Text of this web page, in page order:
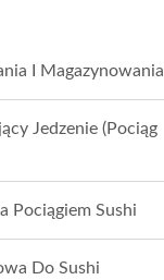
I Magazynowania
Jedzenie (Pociąg
Pociągiem Sushi
Do Sushi